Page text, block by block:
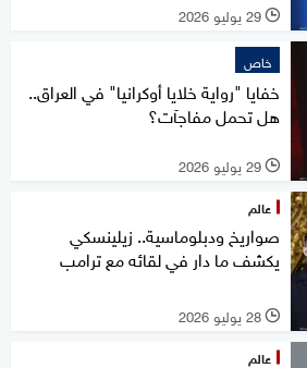
l 29 يوليو 2026
خاص
خفايا "رواية خلايا أوكرانيا" في العراق..
هل تحمل مفاجآت؟
l 29 يوليو 2026
عالم
صواريخ ودبلوماسية.. زيلينسكي
يكشف ما دار في لقائه مع ترامب
l 28 يوليو 2026
عالم